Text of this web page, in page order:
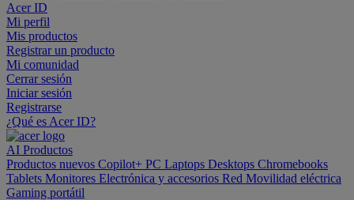
Acer ID
Mi perfil
Mis productos
Registrar un producto
Mi comunidad
Cerrar sesión
Iniciar sesión
Registrarse
¿Qué es Acer ID?
AI Productos
Productos nuevos Copilot+ PC Laptops Desktops Chromebooks
Tablets Monitores Electrónica y accesorios Red Movilidad eléctrica
Gaming portátil